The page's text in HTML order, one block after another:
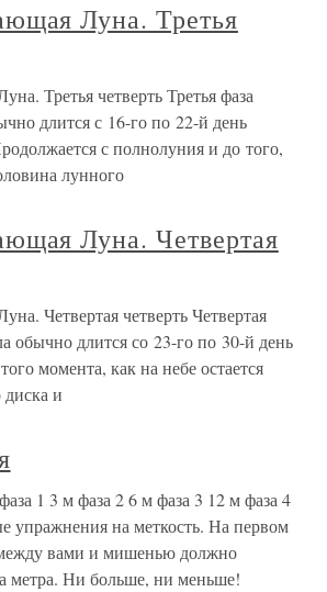
Луна. Третья
Третья четверть Третья фаза
длится с 16-го по 22-й день
с полнолуния и до того,
лунного
Луна. Четвертая
Четвертая четверть Четвертая
обычно длится со 23-го по 30-й день
момента, как на небе остается
и
1 3 м фаза 2 6 м фаза 3 12 м фаза 4
упражнения на меткость. На первом
между вами и мишенью должно
метра. Ни больше, ни меньше!